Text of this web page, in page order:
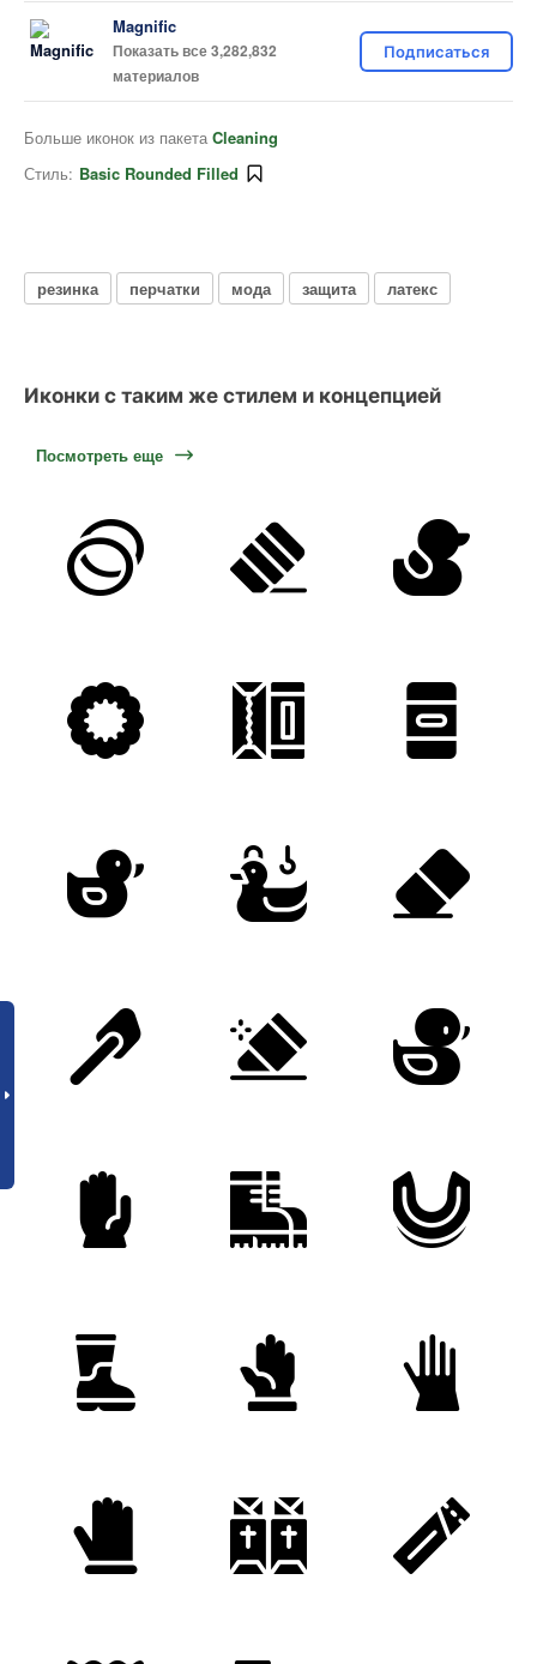
Magnific
Показать все 3,282,832
материалов
Подписаться
Больше иконок из пакета Cleaning
Стиль: Basic Rounded Filled
резинка перчатки мода защита латекс
Иконки с таким же стилем и концепцией
Посмотреть еще